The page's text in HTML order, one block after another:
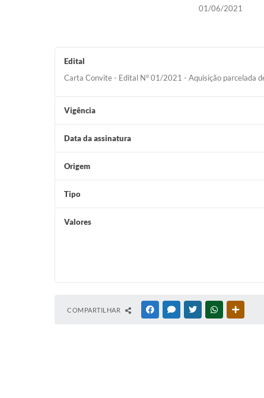
01/06/2021
Edital
Carta Convite - Edital N° 01/2021 - Aquisição parcelada
Vigência
Data da assinatura
Origem
Tipo
Valores
COMPARTILHAR FACEBOOKMESSENGER
TWITTERWHATSAPP